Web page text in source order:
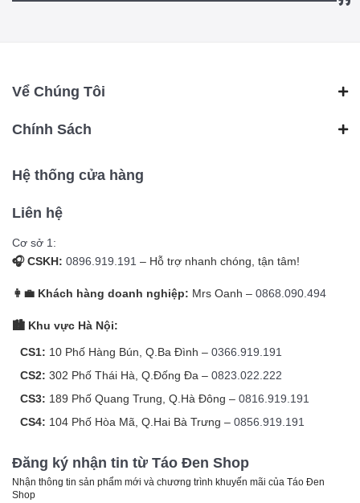
Vể Chúng Tôi
Chính Sách
Hệ thống cửa hàng
Liên hệ
Cơ sở 1:
🎧 CSKH: 0896.919.191 – Hỗ trợ nhanh chóng, tận tâm!
👩‍💼 Khách hàng doanh nghiệp: Mrs Oanh – 0868.090.494
🏙️ Khu vực Hà Nội:
CS1: 10 Phố Hàng Bún, Q.Ba Đình – 0366.919.191
CS2: 302 Phố Thái Hà, Q.Đống Đa – 0823.022.222
CS3: 189 Phố Quang Trung, Q.Hà Đông – 0816.919.191
CS4: 104 Phố Hòa Mã, Q.Hai Bà Trưng – 0856.919.191
Đăng ký nhận tin từ Táo Đen Shop
Nhận thông tin sản phẩm mới và chương trình khuyến mãi của Táo Đen
Shop